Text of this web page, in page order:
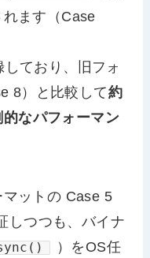
ます（Case
ており、旧フォ
8）と比較して約
なパフォーマン
マットの Case 5
しつつも、バイナ
）をOS任